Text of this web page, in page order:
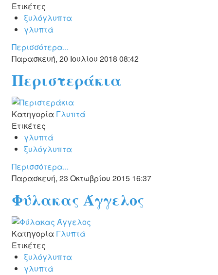
Ετικέτες
ξυλόγλυπτα
γλυπτά
Περισσότερα...
Παρασκευή, 20 Ιουλίου 2018 08:42
Περιστεράκια
Κατηγορία Γλυπτά
Ετικέτες
γλυπτά
ξυλόγλυπτα
Περισσότερα...
Παρασκευή, 23 Οκτωβρίου 2015 16:37
Φύλακας Άγγελος
Κατηγορία Γλυπτά
Ετικέτες
ξυλόγλυπτα
γλυπτά